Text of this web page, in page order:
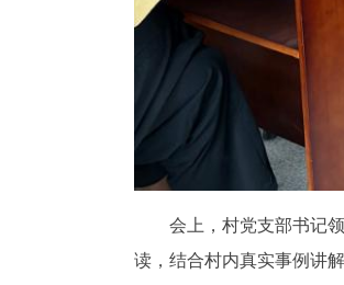
会上，村党支部书记领
读，结合村内真实事例讲